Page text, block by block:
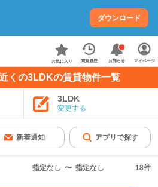
ダウンロード
お気に入り 閲覧履歴 お知らせ マイページ
くの3LDKの賃貸物件一覧
3LDK
変更する
新着通知 アプリで探す
指定なし 〜 指定なし 18件